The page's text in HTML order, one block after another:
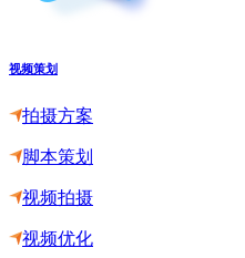
视频策划
拍摄方案
脚本策划
视频拍摄
视频优化